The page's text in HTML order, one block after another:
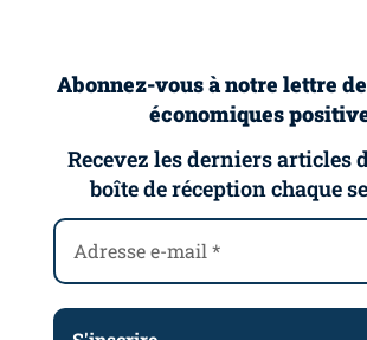
Abonnez-vous à notre lettre
économiques
Recevez les derniers articles
boîte de réception chaque